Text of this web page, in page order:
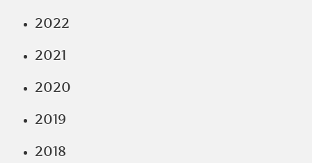
2022
2021
2020
2019
2018